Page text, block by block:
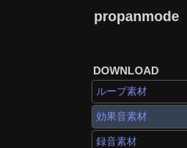
propanmode
DOWNLOAD
ループ素材
効果音素材
録音素材